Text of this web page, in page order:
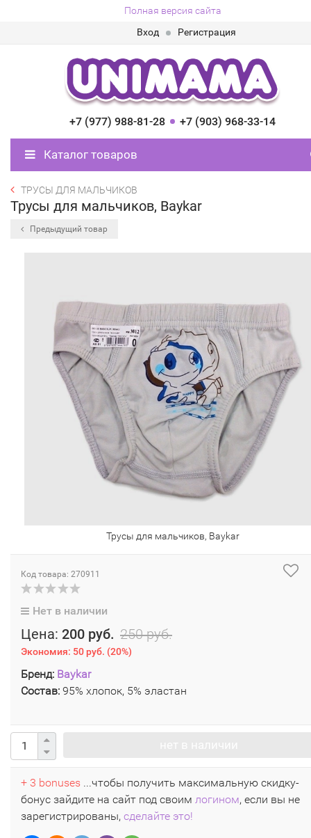
Полная версия сайта
Вход
Регистрация
+7 (977) 988-81-28 +7 (903) 968-33-14
Каталог товаров
ТРУСЫ ДЛЯ МАЛЬЧИКОВ
Трусы для мальчиков, Baykar
Предыдущий товар
Трусы для мальчиков, Baykar
Код товара: 270911
Нет в наличии
Цена: 200 руб. 250 руб.
Экономия: 50 руб. (20%)
Бренд: Baykar
Состав: 95% хлопок, 5% эластан
+ 3 bonuses ...чтобы получить максимальную скидку-
бонус зайдите на сайт под своим логином, если вы не
зарегистрированы, сделайте это!